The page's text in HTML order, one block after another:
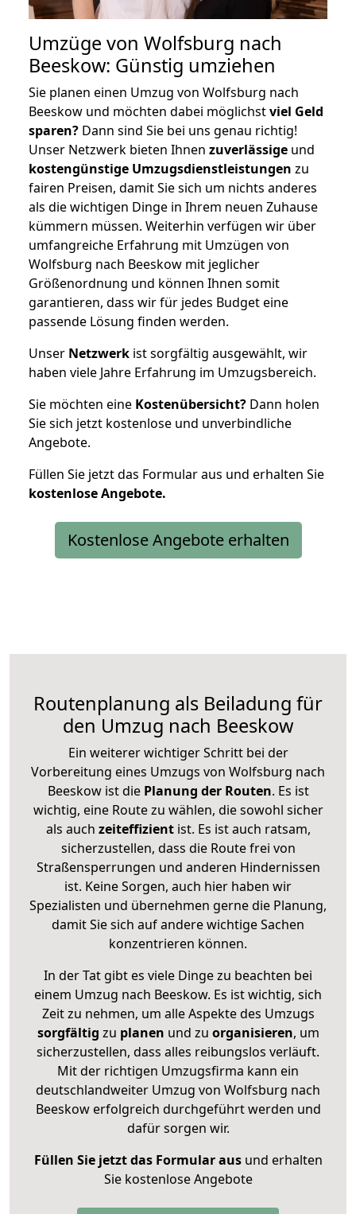
Umzüge von Wolfsburg nach
Beeskow: Günstig umziehen
Sie planen einen Umzug von Wolfsburg nach
Beeskow und möchten dabei möglichstviel Geld
sparen? Dann sind Sie bei uns genau richtig!
Unser Netzwerk bieten Ihnen zuverlässige und
kostengünstige Umzugsdienstleistungen zu
fairen Preisen, damit Sie sich um nichts anderes
als die wichtigen Dinge in Ihrem neuen Zuhause
kümmern müssen. Weiterhin verfügen wir über
umfangreiche Erfahrung mit Umzügen von
Wolfsburg nach Beeskow mit jeglicher
Größenordnung und können Ihnen somit
garantieren, dass wir für jedes Budget eine
passende Lösung finden werden.
Unser Netzwerk ist sorgfältig ausgewählt, wir
haben viele Jahre Erfahrung im Umzugsbereich.
Sie möchten eine Kostenübersicht? Dann holen
Sie sich jetzt kostenlose und unverbindliche
Angebote.
Füllen Sie jetzt das Formular aus und erhalten Sie
kostenloseAngebote.
Kostenlose Angebote erhalten
Routenplanung als Beiladung für
den Umzug nach Beeskow
Ein weiterer wichtiger Schritt bei der
Vorbereitung eines Umzugs von Wolfsburg nach
Beeskow ist diePlanung der Routen. Es ist
wichtig, eine Route zu wählen, die sowohl sicher
als auch zeiteffizientist. Es ist auch ratsam,
sicherzustellen, dass die Route frei von
Straßensperrungen und anderen Hindernissen
ist. Keine Sorgen, auch hier haben wir
Spezialisten und übernehmen gerne die Planung,
damit Sie sich auf andere wichtige Sachen
konzentrieren können.
In der Tat gibt es viele Dinge zu beachten bei
einem Umzug nach Beeskow. Es ist wichtig, sich
Zeit zu nehmen, um alle Aspekte des Umzugs
sorgfältig zu planen und zu organisieren, um
sicherzustellen, dass alles reibungslos verläuft.
Mit der richtigen Umzugsfirma kann ein
deutschlandweiter Umzug von Wolfsburg nach
Beeskow erfolgreich durchgeführt werden und
dafür sorgen wir.
Füllen Sie jetzt das Formular ausund erhalten
Sie kostenlose Angebote